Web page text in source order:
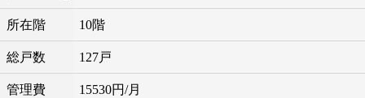
所在階 10階
総戸数 127戸
管理費 15530円/月